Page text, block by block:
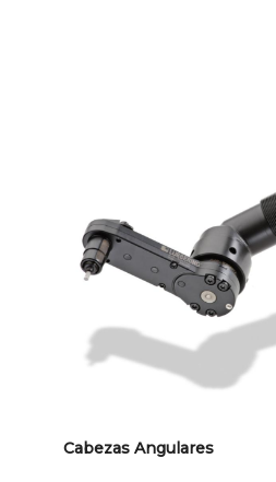
Cabezas Angulares